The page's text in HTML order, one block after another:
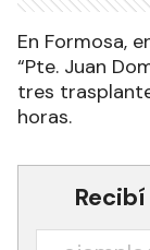
En Formosa,
“Pte. Juan
tres
horas.